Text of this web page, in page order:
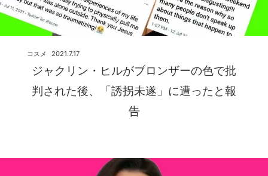
ジャクリン・ヒルがブロンザーの色で批
判された後、「誘拐未遂」に遭ったと報
告
2021.7.17
コスメ